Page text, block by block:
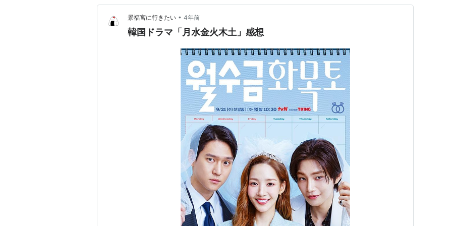
景福宮に行きたい • 4年前
韓国ドラマ「月水金火木土」感想